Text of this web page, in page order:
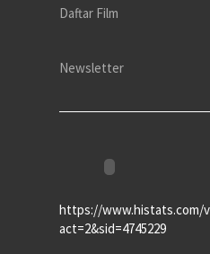
Daftar Film
Newsletter
https://www.histats.com/
act=2&sid=4745229